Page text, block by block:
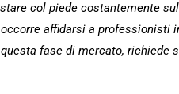
col piede costantemente
affidarsi a professionisti
fase di mercato, richiede